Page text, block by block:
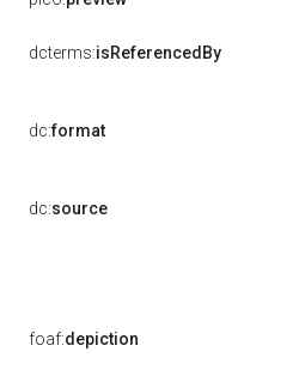
dcterms:isReferencedBy
dc:format
dc:source
foaf:depiction